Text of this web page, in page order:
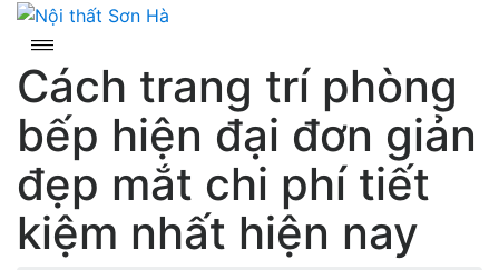
Skip
content
Cách trang trí phòng
bếp hiện đại đơn giản
đẹp mắt chi phí tiết
kiệm nhất hiện nay